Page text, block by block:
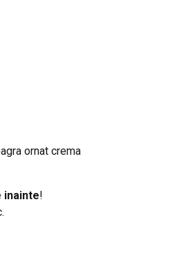
ornat crema
inainte!